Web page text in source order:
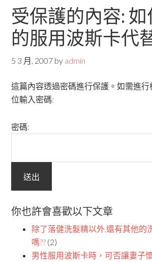
受保護的內容:
的服用波斯卡代
5 3 月, 2007 by admin
這篇內容透過密碼進行保護。如需進
位輸入密碼:
密碼:
你也許會喜歡以下文章
除了落健洗髮精以外,還有其他的
嗎?? (2)
男性服用波斯卡時，可否讓妻子懷